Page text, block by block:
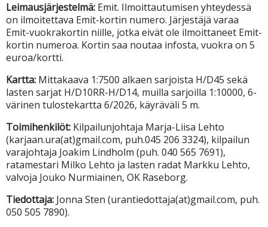
Leimausjärjestelmä: Emit. Ilmoittautumisen yhteydessä
on ilmoitettava Emit-kortin numero. Järjestäjä varaa
Emit-vuokrakortin niille, jotka eivät ole ilmoittaneet Emit-
kortin numeroa. Kortin saa noutaa infosta, vuokra on 5
euroa/kortti.
Kartta: Mittakaava 1:7500 alkaen sarjoista H/D45 sekä
lasten sarjat H/D10RR-H/D14, muilla sarjoilla 1:10000, 6-
värinen tulostekartta 6/2026, käyräväli 5 m.
Toimihenkilöt: Kilpailunjohtaja Marja-Liisa Lehto
(karjaan.ura(at)gmail.com, puh.045 206 3324), kilpailun
varajohtaja Joakim Lindholm (puh. 040 565 7691),
ratamestari Milko Lehto ja lasten radat Markku Lehto,
valvoja Jouko Nurmiainen, OK Raseborg.
Tiedottaja: Jonna Sten (urantiedottaja(at)gmail.com, puh.
050 505 7890).